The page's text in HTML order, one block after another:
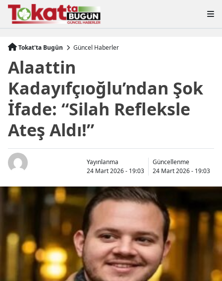
Tokat'ta Bugün Güncel Haberler
Alaattin
Kadayıfçıoğlu’ndan Şok
İfade: “Silah Refleksle
Ateş Aldı!”
Yayınlanma
24 Mart 2026 - 19:03
Güncellenme
24 Mart 2026 - 19:03